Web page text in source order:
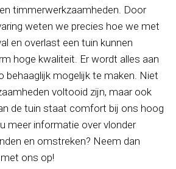
timmerwerkzaamheden. Door
weten we precies hoe we met
en overlast een tuin kunnen
hoge kwaliteit. Er wordt alles aan
behaaglijk mogelijk te maken. Niet
voltooid zijn, maar ook
de tuin staat comfort bij ons hoog
meer informatie over vlonder
en omstreken? Neem dan
ons op!